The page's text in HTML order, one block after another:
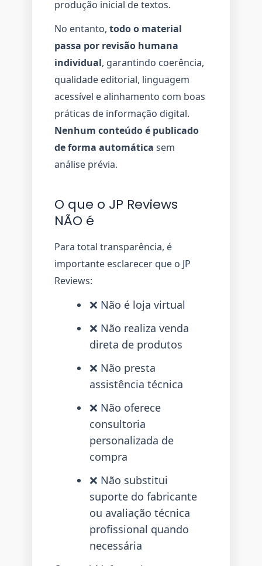
produção inicial de textos.
No entanto, todo o material
passa por revisão humana
individual, garantindo coerência,
qualidade editorial, linguagem
acessível e alinhamento com boas
práticas de informação digital.
Nenhum conteúdo é publicado
de forma automática sem
análise prévia.
O que o JP Reviews
NÃO é
Para total transparência, é
importante esclarecer que o JP
Reviews:
❌ Não é loja virtual
❌ Não realiza venda
direta de produtos
❌ Não presta
assistência técnica
❌ Não oferece
consultoria
personalizada de
compra
❌ Não substitui
suporte do fabricante
ou avaliação técnica
profissional quando
necessária